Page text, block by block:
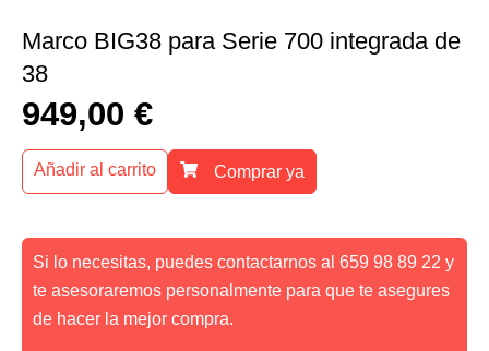
Marco BIG38 para Serie 700 integrada de
38
949,00 €
Añadir al carrito Comprar ya
Si lo necesitas, puedes contactarnos al 659 98 89 22 y
te asesoraremos personalmente para que te asegures
de hacer la mejor compra.